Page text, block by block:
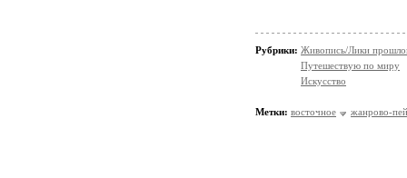
Рубрики: Живопись/Лики
Путешествую по миру
Искусство
Метки: восточное жанрово-